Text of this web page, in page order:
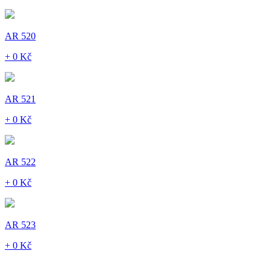
AR 520
+ 0 Kč
AR 521
+ 0 Kč
AR 522
+ 0 Kč
AR 523
+ 0 Kč